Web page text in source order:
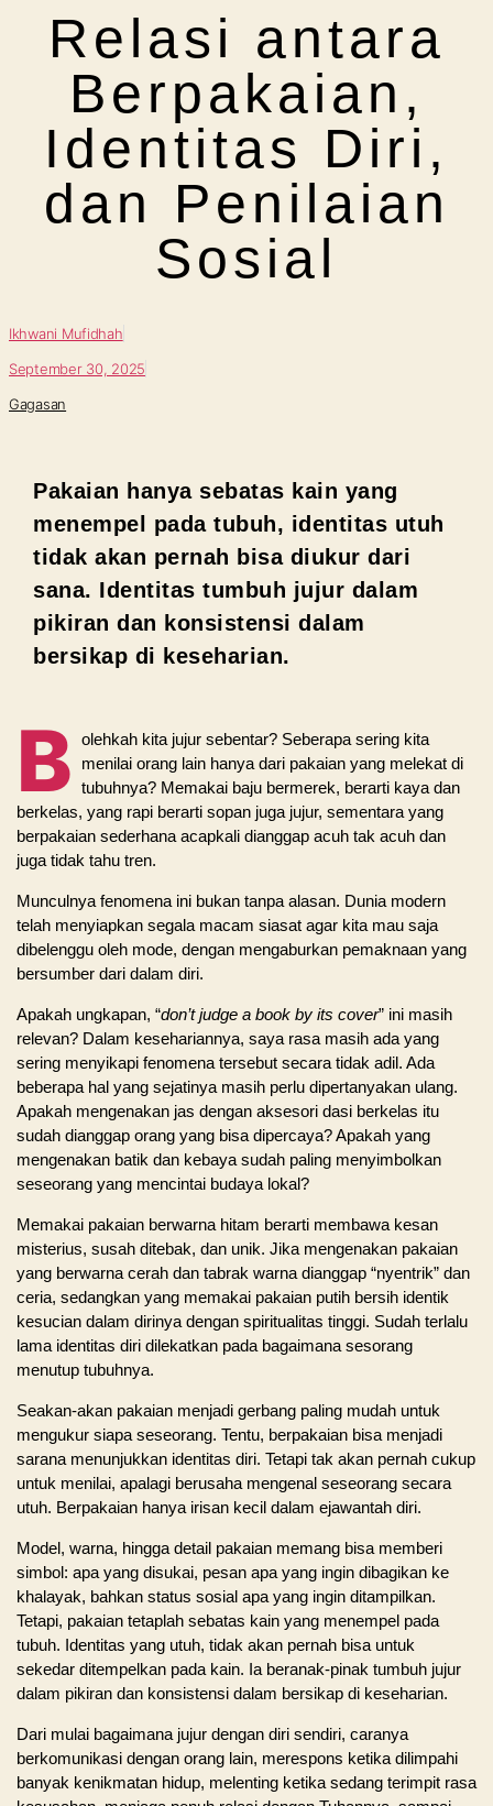
Relasi antara
Berpakaian,
Identitas Diri,
dan Penilaian
Sosial
Ikhwani Mufidhah
September 30, 2025
Gagasan
Pakaian hanya sebatas kain yang
menempel pada tubuh, identitas utuh
tidak akan pernah bisa diukur dari
sana. Identitas tumbuh jujur dalam
pikiran dan konsistensi dalam
bersikap di keseharian.
B olehkah kita jujur sebentar? Seberapa sering kita
menilai orang lain hanya dari pakaian yang melekat di
tubuhnya? Memakai baju bermerek, berarti kaya dan
berkelas, yang rapi berarti sopan juga jujur, sementara yang
berpakaian sederhana acapkali dianggap acuh tak acuh dan
juga tidak tahu tren.
Munculnya fenomena ini bukan tanpa alasan. Dunia modern
telah menyiapkan segala macam siasat agar kita mau saja
dibelenggu oleh mode, dengan mengaburkan pemaknaan yang
bersumber dari dalam diri.
Apakah ungkapan, “don’t judge a book by its cover” ini masih
relevan? Dalam kesehariannya, saya rasa masih ada yang
sering menyikapi fenomena tersebut secara tidak adil. Ada
beberapa hal yang sejatinya masih perlu dipertanyakan ulang.
Apakah mengenakan jas dengan aksesori dasi berkelas itu
sudah dianggap orang yang bisa dipercaya? Apakah yang
mengenakan batik dan kebaya sudah paling menyimbolkan
seseorang yang mencintai budaya lokal?
Memakai pakaian berwarna hitam berarti membawa kesan
misterius, susah ditebak, dan unik. Jika mengenakan pakaian
yang berwarna cerah dan tabrak warna dianggap “nyentrik” dan
ceria, sedangkan yang memakai pakaian putih bersih identik
kesucian dalam dirinya dengan spiritualitas tinggi. Sudah terlalu
lama identitas diri dilekatkan pada bagaimana sesorang
menutup tubuhnya.
Seakan-akan pakaian menjadi gerbang paling mudah untuk
mengukur siapa seseorang. Tentu, berpakaian bisa menjadi
sarana menunjukkan identitas diri. Tetapi tak akan pernah cukup
untuk menilai, apalagi berusaha mengenal seseorang secara
utuh. Berpakaian hanya irisan kecil dalam ejawantah diri.
Model, warna, hingga detail pakaian memang bisa memberi
simbol: apa yang disukai, pesan apa yang ingin dibagikan ke
khalayak, bahkan status sosial apa yang ingin ditampilkan.
Tetapi, pakaian tetaplah sebatas kain yang menempel pada
tubuh. Identitas yang utuh, tidak akan pernah bisa untuk
sekedar ditempelkan pada kain. Ia beranak-pinak tumbuh jujur
dalam pikiran dan konsistensi dalam bersikap di keseharian.
Dari mulai bagaimana jujur dengan diri sendiri, caranya
berkomunikasi dengan orang lain, merespons ketika dilimpahi
banyak kenikmatan hidup, melenting ketika sedang terimpit rasa